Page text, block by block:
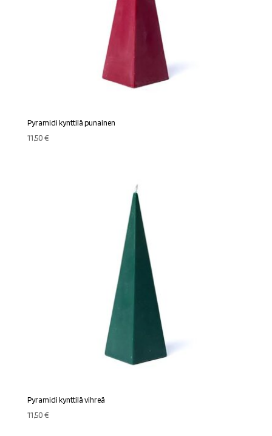
Pyramidi kynttilä punainen
11,50€
Pyramidi kynttilä vihreä
11,50€